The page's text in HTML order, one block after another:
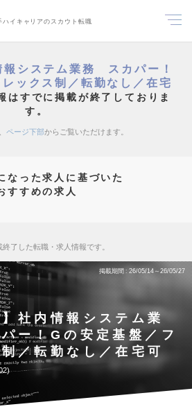
ハイキャリアのスカウト転職
報システム業務 スカパー！
ックス制／転勤なし／在宅
はすでに掲載が終了しておりま
す。
ページ下部からご覧いただけます。
なった求人に基づいた
すすめの求人
終了した転職・求人情報です。
掲載期間 26/05/14～26/05/27
】社内情報システム業
ー！Gの安定基盤／フ
／転勤なし／在宅可